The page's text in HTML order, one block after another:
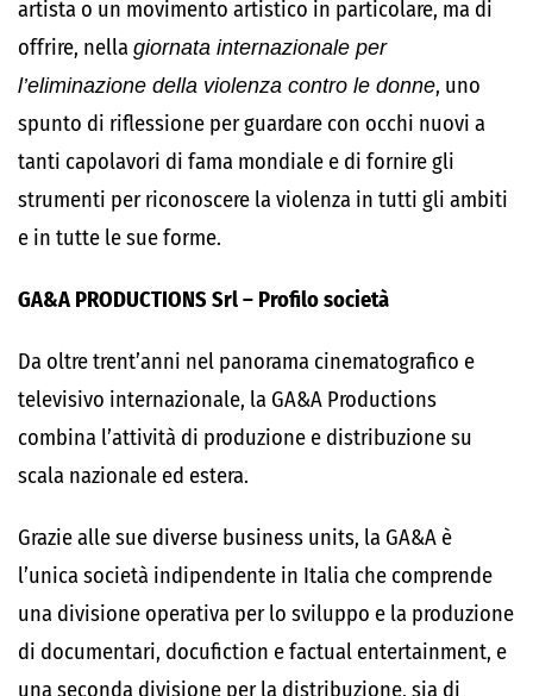
artista o un movimento artistico in particolare, ma di
offrire, nella giornata internazionale per
l’eliminazione della violenza contro le donne, uno
spunto di riflessione per guardare con occhi nuovi a
tanti capolavori di fama mondiale e di fornire gli
strumenti per riconoscere la violenza in tutti gli ambiti
e in tutte le sue forme.
GA&A PRODUCTIONS Srl – Profilo società
Da oltre trent’anni nel panorama cinematografico e
televisivo internazionale, la GA&A Productions
combina l’attività di produzione e distribuzione su
scala nazionale ed estera.
Grazie alle sue diverse business units, la GA&A è
l’unica società indipendente in Italia che comprende
una divisione operativa per lo sviluppo e la produzione
di documentari, docufiction e factual entertainment, e
una seconda divisione per la distribuzione, sia di